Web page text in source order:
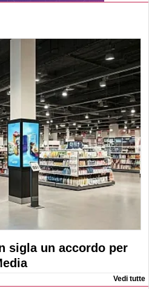
sigla un accordo per
Vedi tutte